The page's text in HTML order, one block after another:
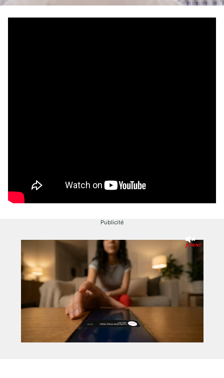
Publicité